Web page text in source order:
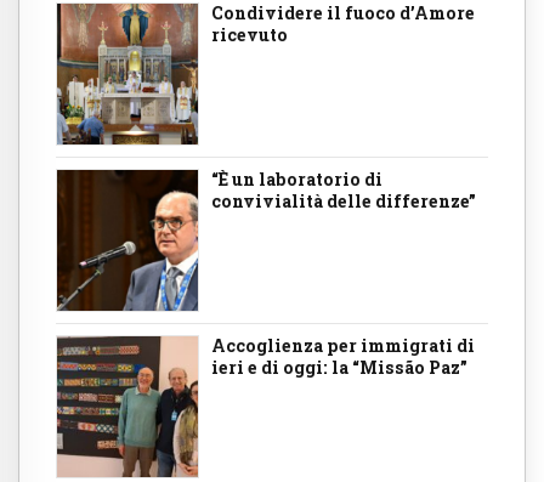
Condividere il fuoco d’Amore
ricevuto
“È un laboratorio di
convivialità delle differenze”
Accoglienza per immigrati di
ieri e di oggi: la “Missão Paz”